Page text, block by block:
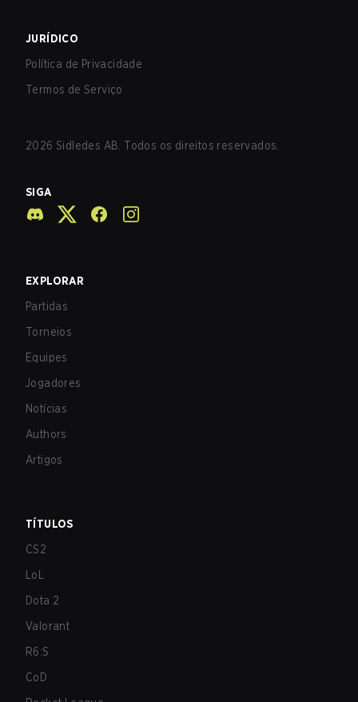
JURÍDICO
Política de Privacidade
Termos de Serviço
2026 Sidledes AB. Todos os direitos reservados.
SIGA
EXPLORAR
Partidas
Torneios
Equipes
Jogadores
Notícias
Authors
Artigos
TÍTULOS
CS2
LoL
Dota 2
Valorant
R6:S
CoD